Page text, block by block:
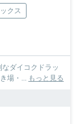
クス
ダイコクドラッ
場・...
もっと見る